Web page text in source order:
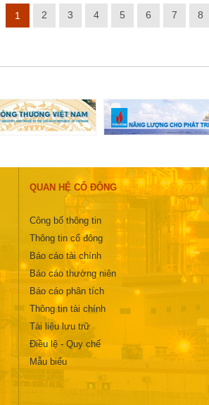
1 2 3 4 5 6 7 8
QUAN HỆ CỔ ĐÔNG
Công bố thông tin
Thông tin cổ đông
Báo cáo tài chính
Báo cáo thường niên
Báo cáo phân tích
Thông tin tài chính
Tài liệu lưu trữ
Điều lệ - Quy chế
Mẫu biểu